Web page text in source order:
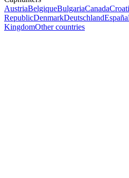
AustriaBelgiqueBulgariaCanada
RepublicDenmarkDeutschlandEspaña
KingdomOther countries